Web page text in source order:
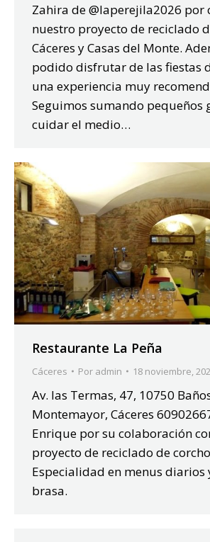
Zahira de @laperejila2026 por
nuestro proyecto de reciclado
Cáceres y Casas del Monte.
podido disfrutar de las fiestas
una experiencia muy
Seguimos sumando pequeños
cuidar el medio…
Restaurante La Peña
Cáceres Por admin 18 noviembre,
Av. las Termas, 47, 10750
Montemayor, Cáceres
Enrique por su colaboración
proyecto de reciclado de
Especialidad en menus diarios
brasa.